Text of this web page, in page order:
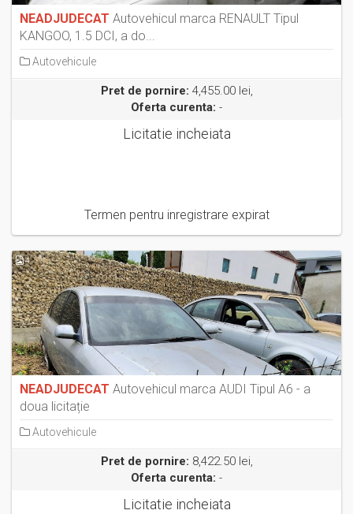
NEADJUDECAT Autovehicul marca RENAULT Tipul
KANGOO, 1.5 DCI, a do...
Autovehicule
Pret de pornire: 4,455.00 lei,
Oferta curenta: -
Licitatie incheiata
Termen pentru inregistrare expirat
4
NEADJUDECAT Autovehicul marca AUDI Tipul A6 - a
doua licitație
Autovehicule
Pret de pornire: 8,422.50 lei,
Oferta curenta: -
Licitatie incheiata